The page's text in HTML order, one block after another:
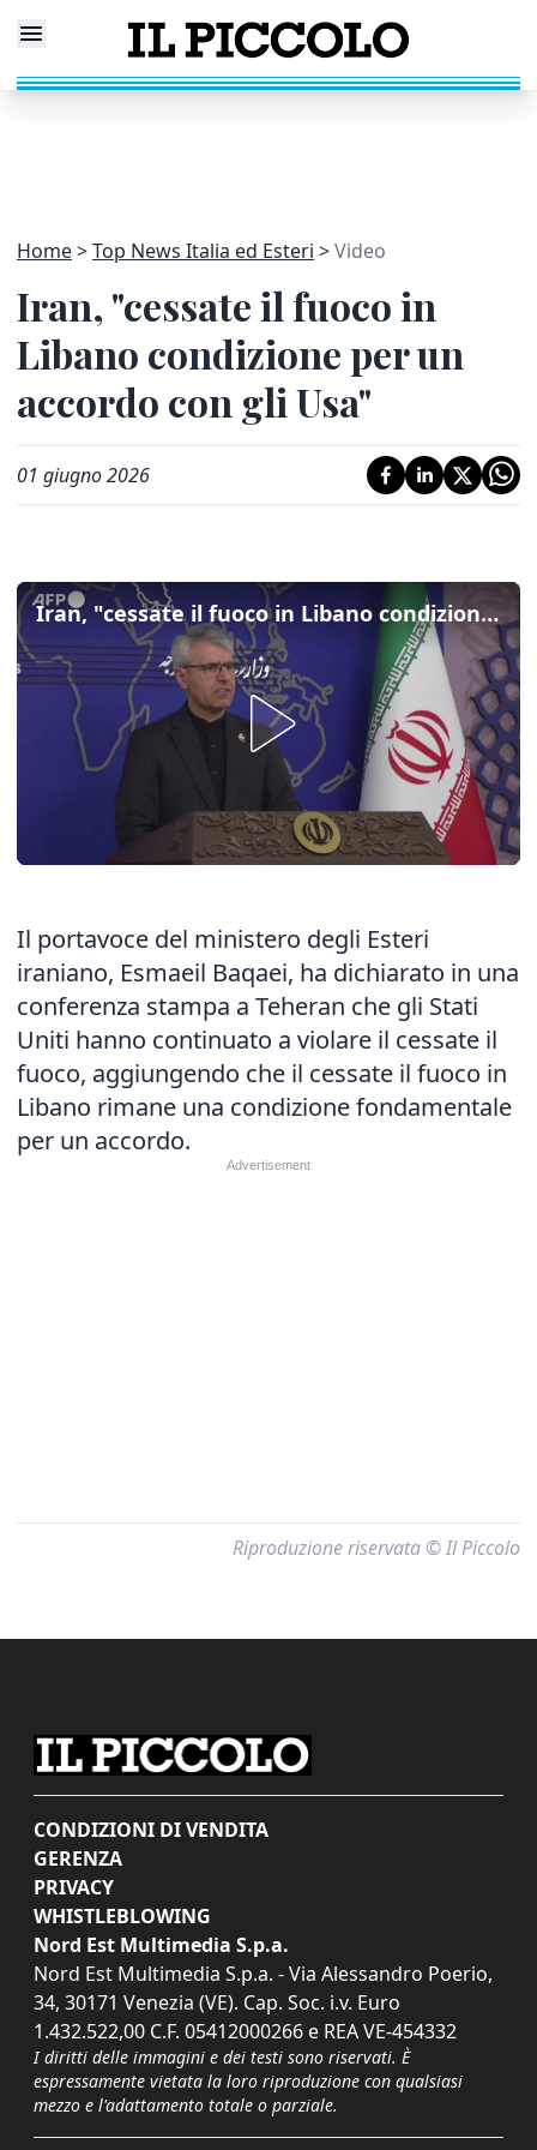
Home Top News Italia ed Esteri Video
Iran, "cessate il fuoco in
Libano condizione per un
accordo con gli Usa"
01 giugno 2026
Iran, "cessate il fuoco in Libano condizione per un accordo con gli Usa"
Il portavoce del ministero degli Esteri
iraniano, Esmaeil Baqaei, ha dichiarato in una
conferenza stampa a Teheran che gli Stati
Uniti hanno continuato a violare il cessate il
fuoco, aggiungendo che il cessate il fuoco in
Libano rimane una condizione fondamentale
per un accordo.
Riproduzione riservata © Il Piccolo
CONDIZIONI DI VENDITA
GERENZA
PRIVACY
WHISTLEBLOWING
Nord Est Multimedia S.p.a.
Nord Est Multimedia S.p.a. - Via Alessandro Poerio,
34, 30171 Venezia (VE). Cap. Soc. i.v. Euro
1.432.522,00 C.F. 05412000266 e REA VE-454332
I diritti delle immagini e dei testi sono riservati. È
espressamente vietata la loro riproduzione con qualsiasi
mezzo e l'adattamento totale o parziale.